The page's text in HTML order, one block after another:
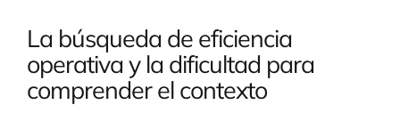
La búsqueda de eficiencia
operativa y la dificultad para
comprender el contexto